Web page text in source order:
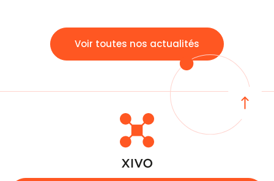
Voir toutes nos actualités